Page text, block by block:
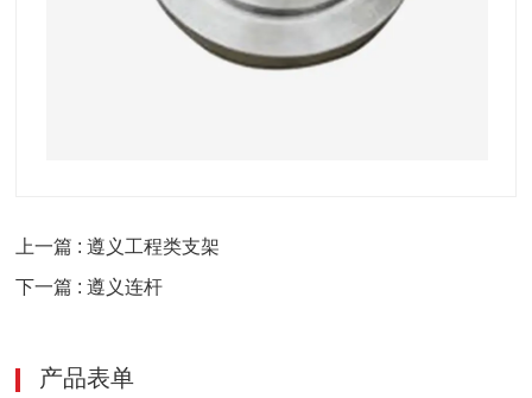
上一篇 : 遵义工程类支架
下一篇 : 遵义连杆
产品表单